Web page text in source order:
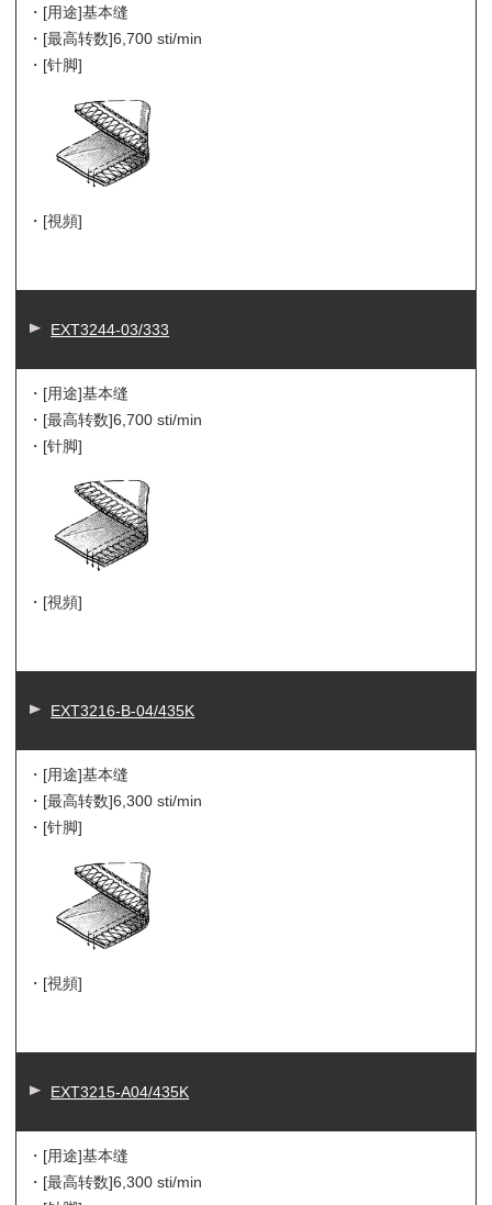
・[用途]基本缝
・[最高转数]6,700 sti/min
・[针脚]
・[視頻]
EXT3244-03/333
・[用途]基本缝
・[最高转数]6,700 sti/min
・[针脚]
・[視頻]
EXT3216-B-04/435K
・[用途]基本缝
・[最高转数]6,300 sti/min
・[针脚]
・[視頻]
EXT3215-A04/435K
・[用途]基本缝
・[最高转数]6,300 sti/min